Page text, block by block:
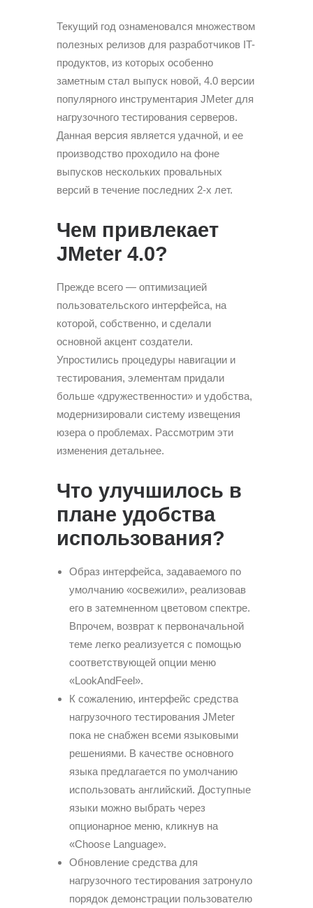
Текущий год ознаменовался множеством
полезных релизов для разработчиков IT-
продуктов, из которых особенно
заметным стал выпуск новой, 4.0 версии
популярного инструментария JMeter для
нагрузочного тестирования серверов.
Данная версия является удачной, и ее
производство проходило на фоне
выпусков нескольких провальных
версий в течение последних 2-х лет.
Чем привлекает
JMeter 4.0?
Прежде всего — оптимизацией
пользовательского интерфейса, на
которой, собственно, и сделали
основной акцент создатели.
Упростились процедуры навигации и
тестирования, элементам придали
больше «дружественности» и удобства,
модернизировали систему извещения
юзера о проблемах. Рассмотрим эти
изменения детальнее.
Что улучшилось в
плане удобства
использования?
Образ интерфейса, задаваемого по
умолчанию «освежили», реализовав
его в затемненном цветовом спектре.
Впрочем, возврат к первоначальной
теме легко реализуется с помощью
соответствующей опции меню
«LookAndFeel».
К сожалению, интерфейс средства
нагрузочного тестирования JMeter
пока не снабжен всеми языковыми
решениями. В качестве основного
языка предлагается по умолчанию
использовать английский. Доступные
языки можно выбрать через
опционарное меню, кликнув на
«Choose Language».
Обновление средства для
нагрузочного тестирования затронуло
порядок демонстрации пользователю